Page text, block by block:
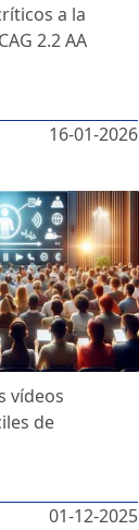
a la
2.2 AA
16-01-2026
vídeos
de
01-12-2025